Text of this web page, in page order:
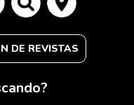
DE REVISTAS